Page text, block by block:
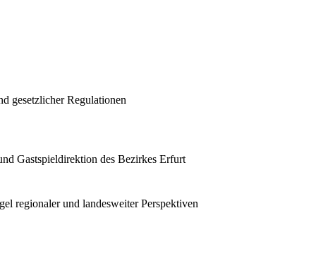
gesetzlicher Regulationen
Gastspieldirektion des Bezirkes Erfurt
regionaler und landesweiter Perspektiven